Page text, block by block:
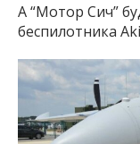
А “Мотор Сич”
беспилотника